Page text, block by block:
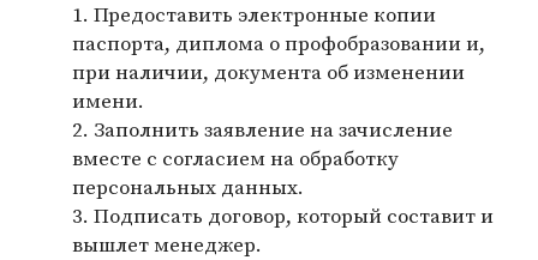
Предоставить электронные копии
паспорта, диплома о профобразовании и,
при наличии, документа об изменении
имени.
Заполнить заявление на зачисление
вместе с согласием на обработку
персональных данных.
Подписать договор, который составит и
вышлет менеджер.